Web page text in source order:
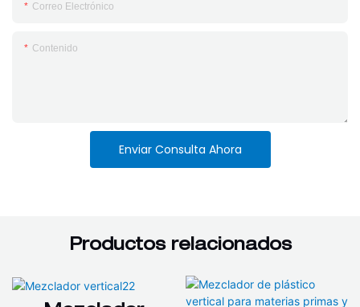
Correo Electrónico
Contenido
Enviar Consulta Ahora
Productos relacionados